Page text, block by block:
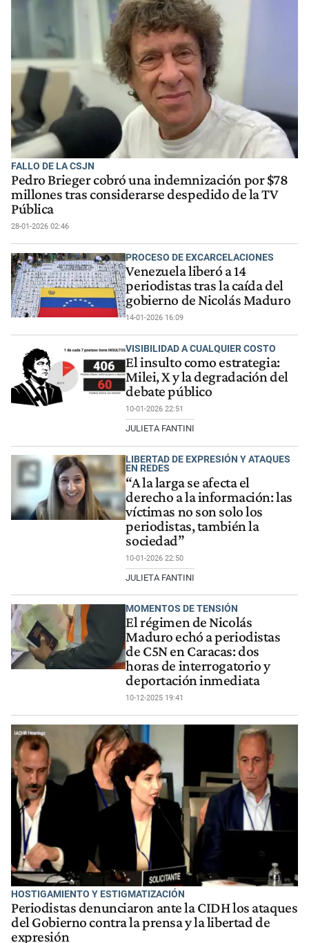
FALLO DE LA CSJN
Pedro Brieger cobró una indemnización por $78
millones tras considerarse despedido de la TV
Pública
28-01-2026 02:46
PROCESO DE EXCARCELACIONES
Venezuela liberó a 14
periodistas tras la caída del
gobierno de Nicolás Maduro
14-01-2026 16:09
VISIBILIDAD A CUALQUIER COSTO
El insulto como estrategia:
Milei, X y la degradación del
debate público
10-01-2026 22:51
JULIETA FANTINI
LIBERTAD DE EXPRESIÓN Y ATAQUES
EN REDES
“A la larga se afecta el
derecho a la información: las
víctimas no son solo los
periodistas, también la
sociedad”
10-01-2026 22:50
JULIETA FANTINI
MOMENTOS DE TENSIÓN
El régimen de Nicolás
Maduro echó a periodistas
de C5N en Caracas: dos
horas de interrogatorio y
deportación inmediata
10-12-2025 19:41
HOSTIGAMIENTO Y ESTIGMATIZACIÓN
Periodistas denunciaron ante la CIDH los ataques
del Gobierno contra la prensa y la libertad de
expresión